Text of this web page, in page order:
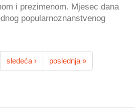
i prezimenom. Mjesec dana
popularnoznanstvenog
sledeća › poslednja »